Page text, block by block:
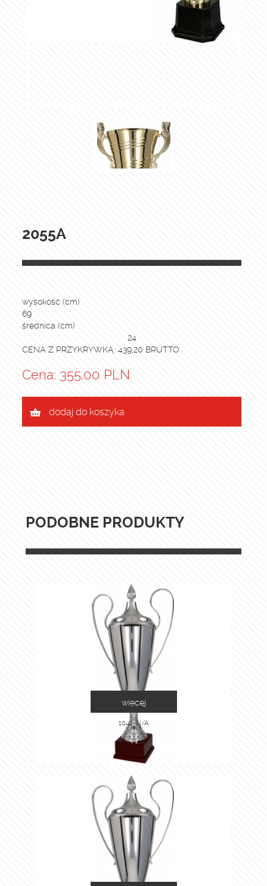
2055A
wysokość (cm)
69
średnica (cm)
24
CENA Z PRZYKRYWKĄ: 439,20 BRUTTO
Cena: 355.00 PLN
dodaj do koszyka
PODOBNE PRODUKTY
1042-N/A
więcej